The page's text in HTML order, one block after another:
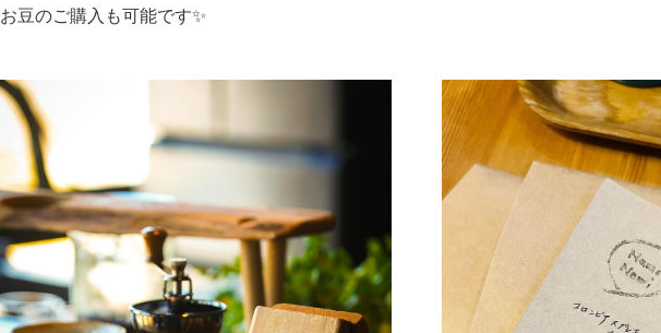
お豆のご購入も可能です✨️